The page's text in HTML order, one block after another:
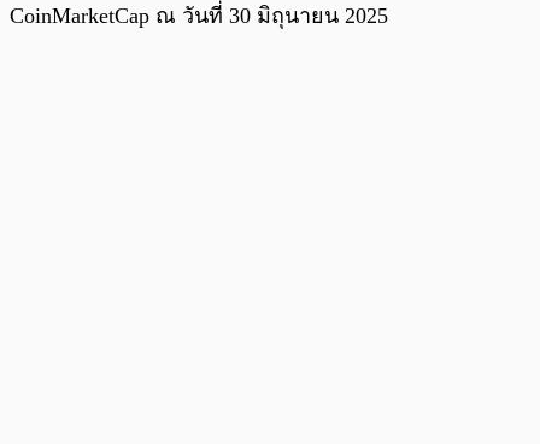
CoinMarketCap ณ วันที่ 30 มิถุนายน 2025